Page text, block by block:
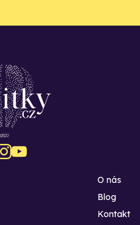
O nás
Blog
Kontakt